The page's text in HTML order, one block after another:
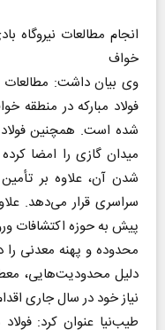
خواف
فولاد مبارکه در منطقه
میدان گازی را امضا
شدن آن، علاوه بر تأمین
محدوده و پهنه معدنی را
دلیل محدودیت‌هایی،
نیاز خود در سال جاری
طیب‌نیا عنوان کرد: